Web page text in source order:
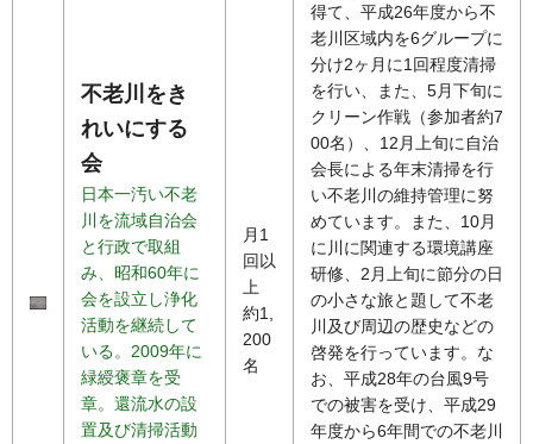
不老川をき
れいにする
会
日本一汚い不老
川を流域自治会
と行政で取組
み、昭和60年に
会を設立し浄化
活動を継続して
いる。2009年に
緑綬褒章を受
章。還流水の設
置及び清掃活動
月1
回以
上
約1,
200
名
得て、平成26年度から不
老川区域内を6グループに
分け2ヶ月に1回程度清掃
を行い、また、5月下旬に
クリーン作戦（参加者約7
00名）、12月上旬に自治
会長による年末清掃を行
い不老川の維持管理に努
めています。また、10月
に川に関連する環境講座
研修、2月上旬に節分の日
の小さな旅と題して不老
川及び周辺の歴史などの
啓発を行っています。な
お、平成28年の台風9号
での被害を受け、平成29
年度から6年間での不老川